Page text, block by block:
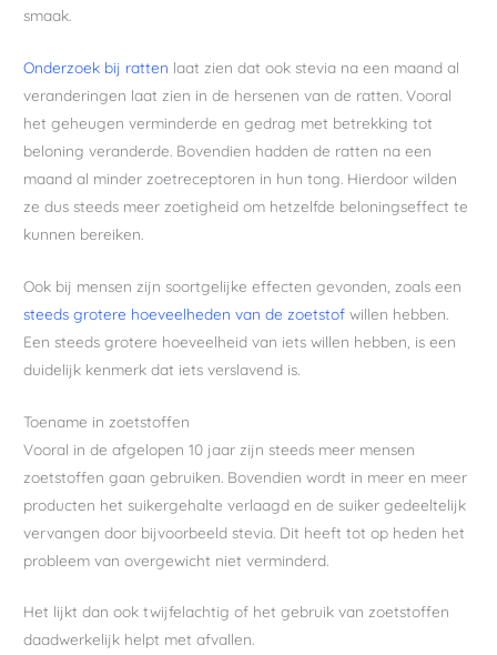
smaak.
Onderzoek bij ratten laat zien dat ook stevia na een maand al
veranderingen laat zien in de hersenen van de ratten. Vooral
het geheugen verminderde en gedrag met betrekking tot
beloning veranderde. Bovendien hadden de ratten na een
maand al minder zoetreceptoren in hun tong. Hierdoor wilden
ze dus steeds meer zoetigheid om hetzelfde beloningseffect te
kunnen bereiken.
Ook bij mensen zijn soortgelijke effecten gevonden, zoals een
steeds grotere hoeveelheden van de zoetstofwillen hebben.
Een steeds grotere hoeveelheid van iets willen hebben, is een
duidelijk kenmerk dat iets verslavend is.
Toename in zoetstoffen
Vooral in de afgelopen 10 jaar zijn steeds meer mensen
zoetstoffen gaan gebruiken. Bovendien wordt in meer en meer
producten het suikergehalte verlaagd en de suiker gedeeltelijk
vervangen door bijvoorbeeld stevia. Dit heeft tot op heden het
probleem van overgewicht niet verminderd.
Het lijkt dan ook twijfelachtig of het gebruik van zoetstoffen
daadwerkelijk helpt met afvallen.